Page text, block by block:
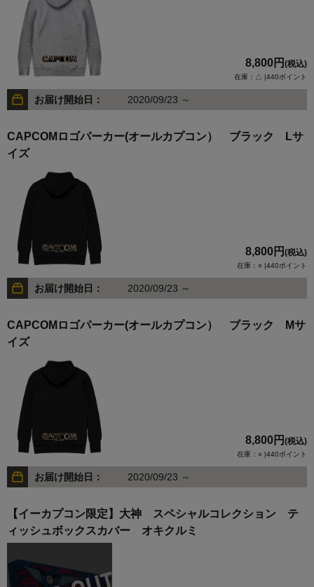
8,800円 (税込)
在庫：△ |440ポイント
お届け開始日： 2020/09/23 ～
CAPCOMロゴパーカー(オールカプコン） ブラック Lサ
イズ
8,800円 (税込)
在庫：○ |440ポイント
お届け開始日： 2020/09/23 ～
CAPCOMロゴパーカー(オールカプコン） ブラック Mサ
イズ
8,800円 (税込)
在庫：○ |440ポイント
お届け開始日： 2020/09/23 ～
【イーカプコン限定】大神 スペシャルコレクション テ
ィッシュボックスカバー オキクルミ